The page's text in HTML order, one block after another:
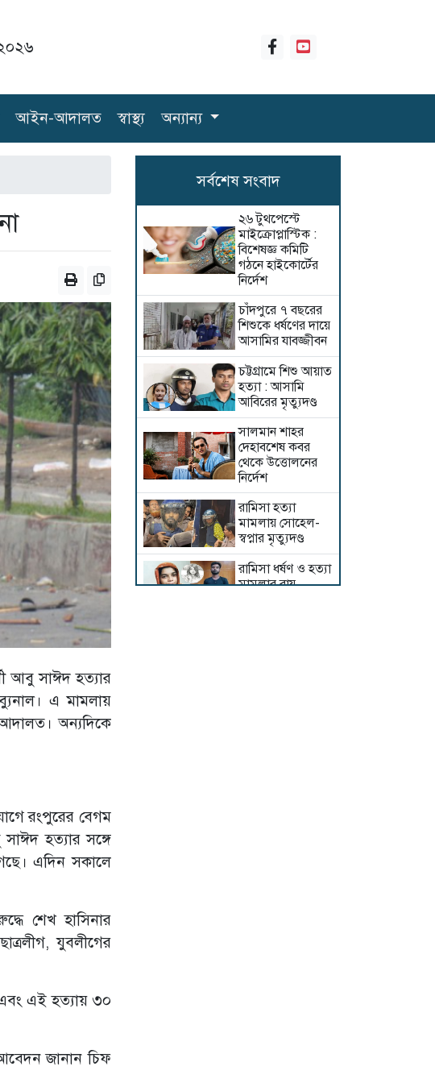
আইন-আদালত স্বাস্থ্য অন্যান্য
আবু সাঈদ হত্যার
এ মামলায়
অন্যদিকে
রংপুরের বেগম
হত্যার সঙ্গে
এদিন সকালে
শেখ হাসিনার
যুবলীগের
এই হত্যায় ৩০
জানান চিফ
সর্বশেষ সংবাদ
২৬ টুথপেস্টে
মাইক্রোপ্লাস্টিক :
বিশেষজ্ঞ কমিটি
গঠনে হাইকোর্টের
নির্দেশ
চাঁদপুরে ৭ বছরের
শিশুকে ধর্ষণের দায়ে
আসামির যাবজ্জীবন
চট্টগ্রামে শিশু আয়াত
হত্যা : আসামি
আবিরের মৃত্যুদণ্ড
সালমান শাহর
দেহাবশেষ কবর
থেকে উত্তোলনের
নির্দেশ
রামিসা হত্যা
মামলায় সোহেল-
স্বপ্নার মৃত্যুদণ্ড
রামিসা ধর্ষণ ও হত্যা
মামলার রায়